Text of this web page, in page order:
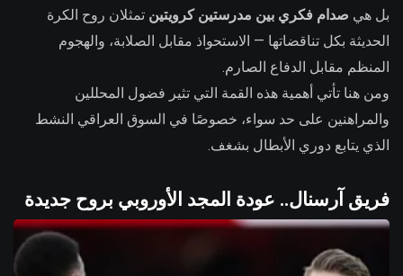
بل هي صدام فكري بين مدرستين كرويتين تمثلان روح الكرة
الحديثة بكل تناقضاتها — الاستحواذ مقابل الصلابة، والهجوم
المنظم مقابل الدفاع الصارم.
ومن هنا تأتي أهمية هذه القمة التي تثير فضول المحللين
والمراهنين على حد سواء، خصوصًا في السوق العراقي النشط
الذي يتابع دوري الأبطال بشغف.
فريق آرسنال.. عودة المجد الأوروبي بروح جديدة